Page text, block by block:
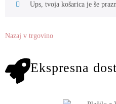
Ups, tvoja košarica je še
Nazaj v trgovino
Ekspresna